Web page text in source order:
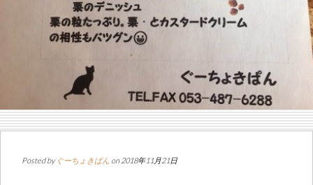
Posted by ぐーちょきぱん on 2018年11月21日